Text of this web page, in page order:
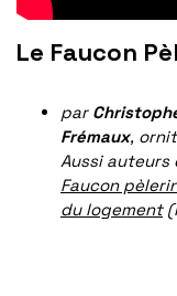
Le Faucon
par
Frémaux,
Aussi auteurs
Faucon
du logement